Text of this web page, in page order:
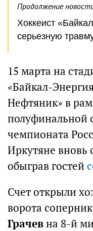
Продолжение
Хоккеист
серьезную
15 марта на
«Байкал-
Нефтяник» в
полуфинальной
чемпионата
Иркутяне вновь
обыграв гостей
Счет открыли
ворота
Грачевна 8-й